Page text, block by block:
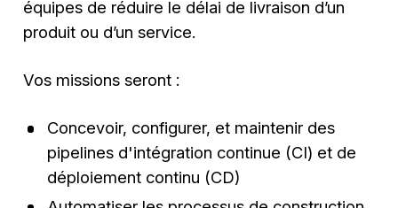
équipes de réduire le délai de livraison d’un
produit ou d’un service.
Vos missions seront :
Concevoir, configurer, et maintenir des
pipelines d'intégration continue (CI) et de
déploiement continu (CD)